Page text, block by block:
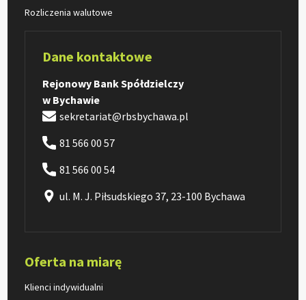
Rozliczenia walutowe
Dane kontaktowe
Rejonowy Bank Spółdzielczy
w Bychawie
sekretariat@rbsbychawa.pl
81 566 00 57
81 566 00 54
ul. M. J. Piłsudskiego 37, 23-100 Bychawa
Oferta na miarę
Klienci indywidualni